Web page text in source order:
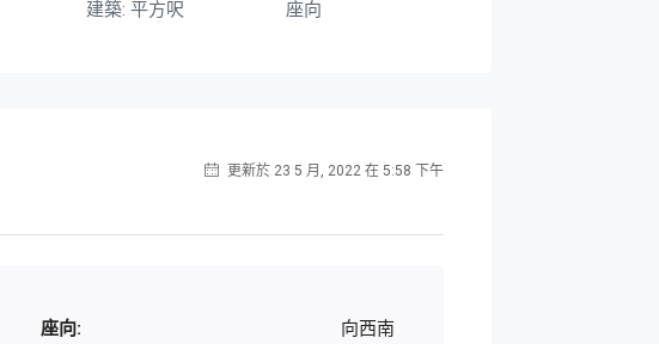
平方呎 座向
更新於 23 5 月, 2022 在 5:58 下午
座向: 向西南